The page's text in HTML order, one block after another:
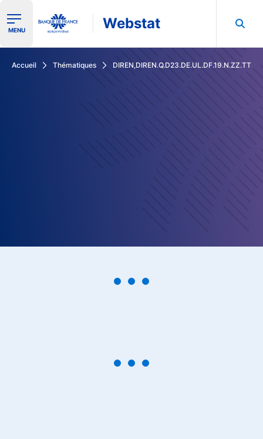
Ouvrir le menu de navigation
MENU Webstat
Accueil Thématiques DIREN,DIREN.Q.D23.DE.UL.DF.19.N.ZZ.TT